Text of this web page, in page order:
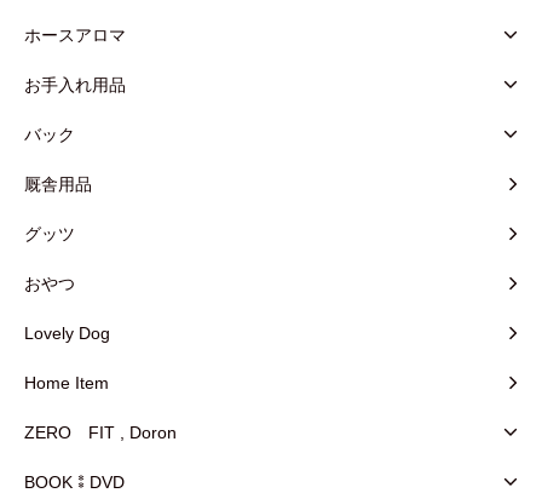
ホースアロマ
お手入れ用品
バック
厩舎用品
グッツ
おやつ
Lovely Dog
Home Item
ZERO FIT , Doron
BOOK⁑DVD